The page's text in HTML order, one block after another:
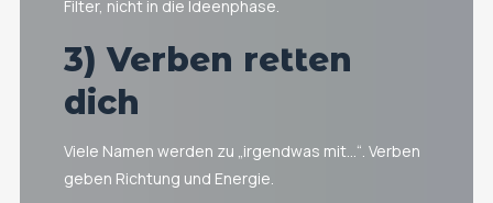
Filter, nicht in die Ideenphase.
3) Verben retten
dich
Viele Namen werden zu „irgendwas mit…“. Verben
geben Richtung und Energie.